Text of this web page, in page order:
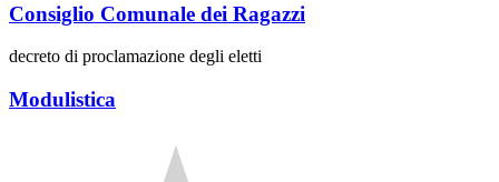
Consiglio Comunale dei Ragazzi
decreto di proclamazione degli eletti
Modulistica